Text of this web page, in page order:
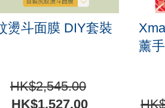
燙斗面膜 DIY套裝
HK$2,545.00
HK$1,527.00
薰